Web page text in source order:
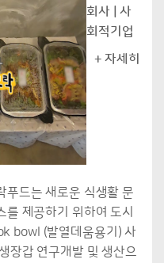
회사 | 사
회적기업
+ 자세히
푸드는 새로운 식생활 문
제공하기 위하여 도시
bowl (발열데움용기) 사
장갑 연구개발 및 생산으